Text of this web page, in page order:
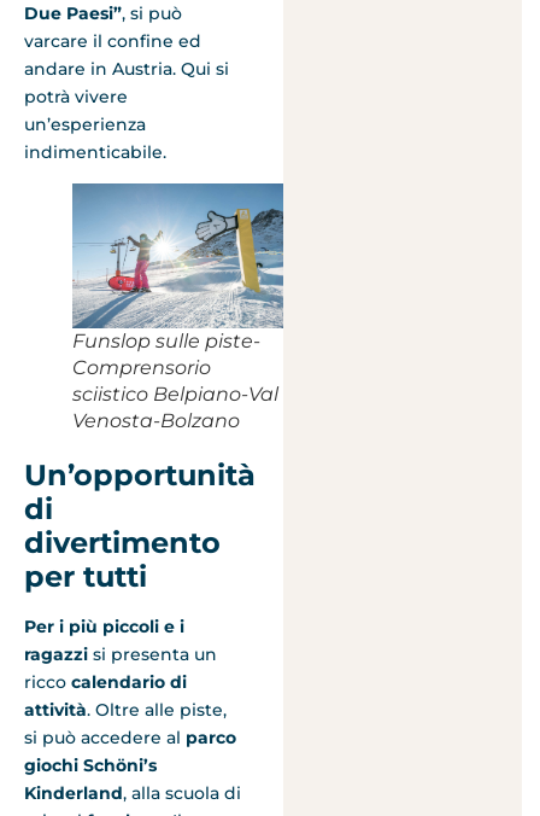
Due Paesi”, si può
varcare il confine ed
andare in Austria. Qui si
potrà vivere
un’esperienza
indimenticabile.
Funslop sulle piste-
Comprensorio
sciistico Belpiano-Val
Venosta-Bolzano
Un’opportunità
di
divertimento
per tutti
Per i più piccoli e i
ragazzi si presenta un
ricco calendario di
attività. Oltre alle piste,
si può accedere al parco
giochi Schöni’s
Kinderland, alla scuola di